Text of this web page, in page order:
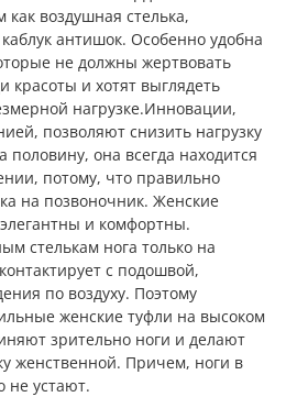
воздушная стелька,
антишок. Особенно удобна
не должны жертвовать
красоты и хотят выглядеть
нагрузке.Инновации,
позволяют снизить нагрузку
половину, она всегда находится
потому, что правильно
на позвоночник. Женские
и комфортны.
стелькам нога только на
с подошвой,
по воздуху. Поэтому
женские туфли на высоком
зрительно ноги и делают
женственной. Причем, ноги в
не устают.